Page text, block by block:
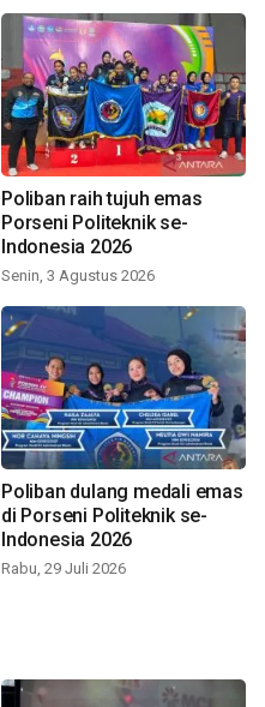
Poliban raih tujuh emas
Porseni Politeknik se-
Indonesia 2026
Senin, 3 Agustus 2026
Poliban dulang medali emas
di Porseni Politeknik se-
Indonesia 2026
Rabu, 29 Juli 2026